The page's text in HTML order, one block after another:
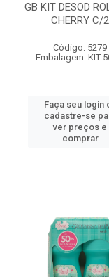
GB KIT DESOD
CHERRY C/2
Código: 5279
Embalagem: KIT
Faça seu login
cadastre-se
ver preços e
comprar